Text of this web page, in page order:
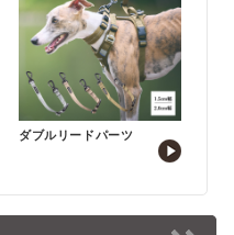
ダブルリードパーツ